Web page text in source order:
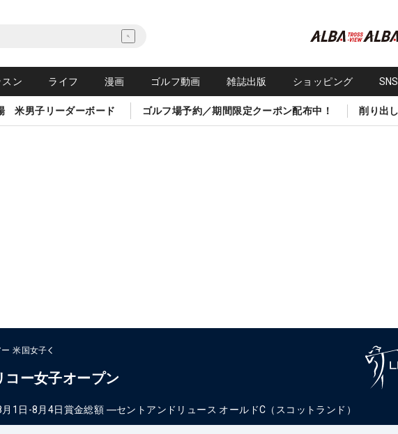
スン ライフ 漫画 ゴルフ動画 雑誌出版 ショッピング
米男子リーダーボード ゴルフ場予約／期間限定クーポン配布中！ 削り出
米国女子
コー女子オープン
1日-8月4日賞金総額 ―セントアンドリュース オールドC（スコットランド）